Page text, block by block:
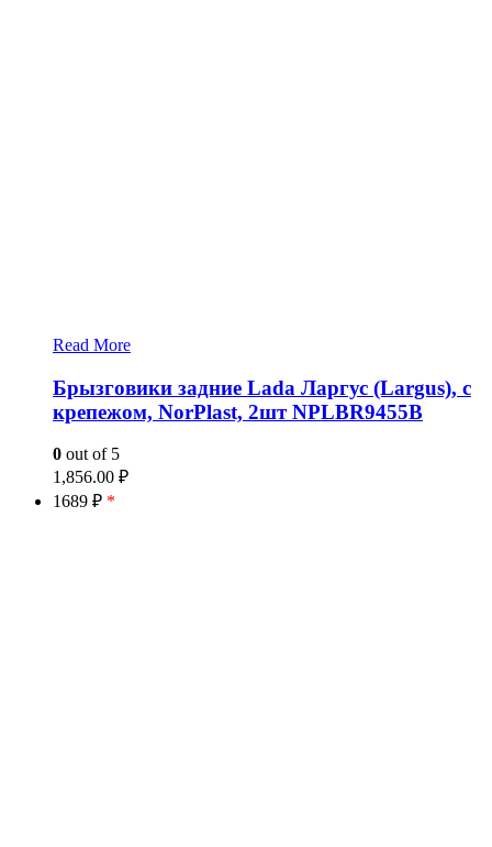
Read More
Брызговики задние Lada Ларгус (Largus), с
крепежом, NorPlast, 2шт NPLBR9455B
0 out of 5
1,856.00 ₽
1689 ₽ *